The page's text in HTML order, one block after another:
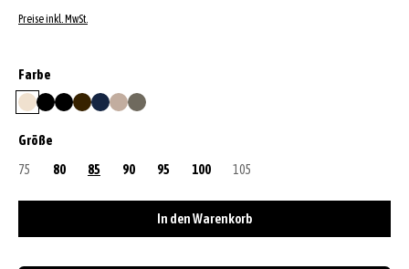
Preise inkl. MwSt.
Farbe
beigeblack/gold
black/nickel
dark brown
navysienatope
Größe
75 (Diese Option ist zurzeit nicht verfügbar.)
80 85 90 95 100 105
In den Warenkorb